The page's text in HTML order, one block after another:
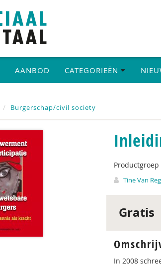
AANBOD CATEGORIEËN
Burgerschap/civil society
Productgroep
Tine Van
Gratis
In 2008